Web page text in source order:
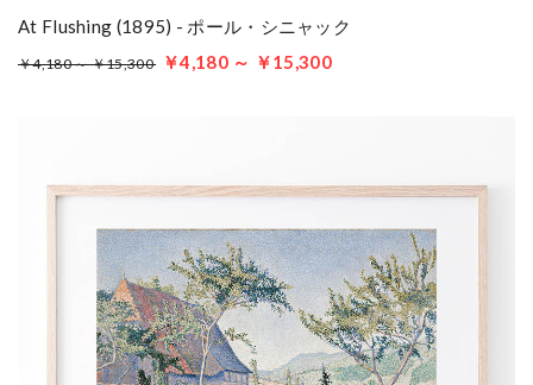
At Flushing (1895) - ポール・シニャック
￥4,180 ～ ￥15,300 ￥4,180 ～ ￥15,300